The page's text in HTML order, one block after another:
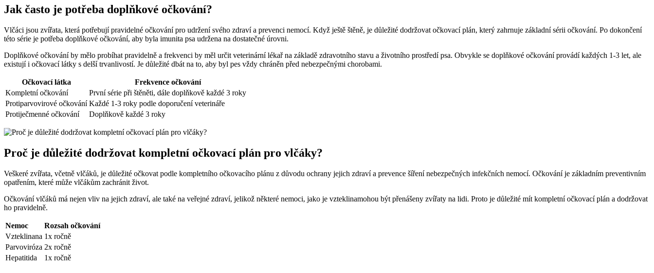
Jak často je potřeba doplňkové očkování?
Vlčáci jsou zvířata, která potřebují pravidelné očkování pro udržení svého zdraví a prevenci nemocí. Když ještě štěně, je důležité dodržovat očkovací plán, který zahrnuje základní sérii očkování. Po dokončení
této série je potřeba doplňkové očkování, aby byla imunita psa udržena na dostatečné úrovni.
Doplňkové očkování by mělo probíhat pravidelně a frekvenci by měl určit veterinární lékař na základě zdravotního stavu a životního prostředí psa. Obvykle se doplňkové očkování provádí každých 1-3 let, ale
existují i očkovací látky s delší trvanlivostí. Je důležité dbát na to, aby byl pes vždy chráněn před nebezpečnými chorobami.
Očkovací látka
Frekvence očkování
Kompletní očkování
První série při štěněti, dále doplňkově každé 3 roky
Protiparvovirové očkování Každé 1-3 roky podle doporučení veterináře
Protiječmenné očkování
Doplňkově každé 3 roky
Proč je důležité dodržovat kompletní očkovací plán pro vlčáky?
Veškeré zvířata, včetně vlčáků, je důležité očkovat podle kompletního očkovacího plánu z důvodu ochrany jejich zdraví a prevence šíření nebezpečných infekčních nemocí. Očkování je základním preventivním
opatřením, které může vlčákům zachránit život.
Očkování vlčáků má nejen vliv na jejich zdraví, ale také na veřejné zdraví, jelikož některé nemoci, jako je vzteklinamohou být přenášeny zvířaty na lidi. Proto je důležité mít kompletní očkovací plán a dodržovat
ho pravidelně.
Nemoc
Rozsah očkování
Vzteklinana 1x ročně
Parvoviróza 2x ročně
Hepatitida
1x ročně